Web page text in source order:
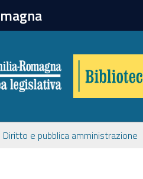
Diritto e pubblica amministrazione